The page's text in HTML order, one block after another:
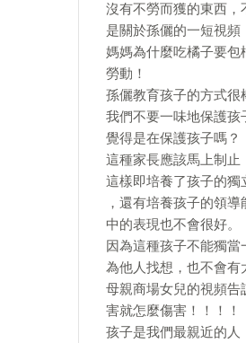
沒有不勞而獲的東西，
是關於孫儷的一短視頻
媽媽為什麼吃橘子要包
勞動！
孫儷教育孩子的方式很
我們不要一味地保護
覺得是在保護孩子嗎？
這種家長應該馬上制止
這樣即培養了孩子的獨
，還有培養孩子的領
中的表現也不會很好。
因為這種孩子不能獨
為他人找想，也不會有
母親商場女兒的視頻
害就怎麼傷害！！！！
孩子是我們最親近的人